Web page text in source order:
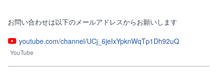
お問い合わせは以下のメールアドレスからお願いします
youtube.com/channel/UCj_6jeIxYpknWqTp1Dh92uQ
YouTube